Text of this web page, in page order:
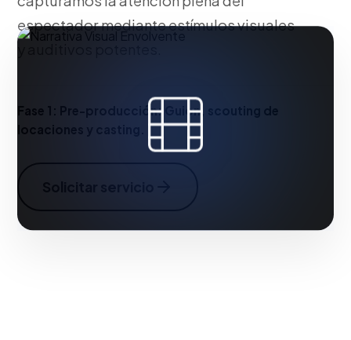
espectador mediante estímulos visuales
Fase 1: Pre-producción: Guion, scouting de
locaciones y casting.